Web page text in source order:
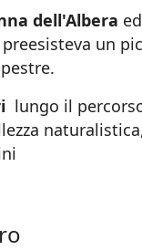
dell'Albera
un
lungo il